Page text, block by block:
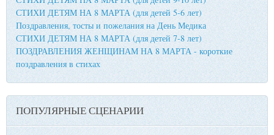
СТИХИ ДЕТЯМ НА 8 МАРТА (для детей 5-6 лет)
Поздравления, тосты и пожелания на День Медика
СТИХИ ДЕТЯМ НА 8 МАРТА (для детей 7-8 лет)
ПОЗДРАВЛЕНИЯ ЖЕНЩИНАМ НА 8 МАРТА - короткие
поздравления в стихах
ПОПУЛЯРНЫЕ СЦЕНАРИИ